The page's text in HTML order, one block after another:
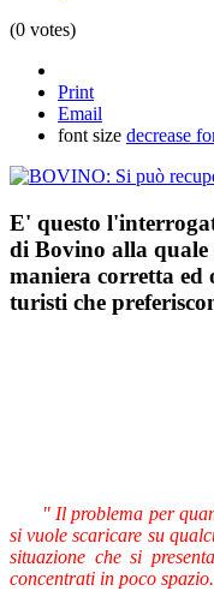
(0 votes)
Print
Email
font size decrease
E' questo
di Bovino alla quale
maniera corretta
turisti che
" Il problema per
si vuole scaricare su
situazione che si
concentrati in poco